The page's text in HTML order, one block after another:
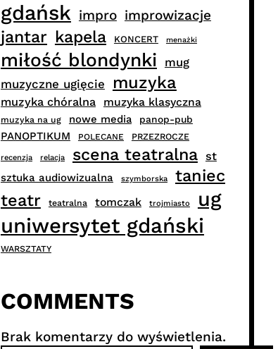
gdańsk impro improwizacje
jantar kapela KONCERT menażki
miłość blondynki mug
muzyczne ugięcie muzyka
muzyka chóralna muzyka klasyczna
muzyka na ug nowe media panop-pub
PANOPTIKUM POLECANE PRZEZROCZE
recenzja relacja scena teatralna st
sztuka audiowizualna szymborska
taniec
teatr
teatralna tomczak trojmiasto
ug
uniwersytet gdański
WARSZTATY
COMMENTS
Brak komentarzy do wyświetlenia.